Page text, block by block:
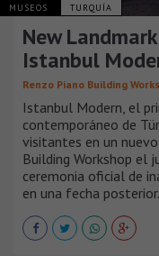
MUSEOS TURQUÍA
New
Istanbul
Renzo Piano Building
Istanbul Modern, el
contemporáneo de
visitantes en un
Building Workshop el
ceremonia oficial de
en una fecha posterior.